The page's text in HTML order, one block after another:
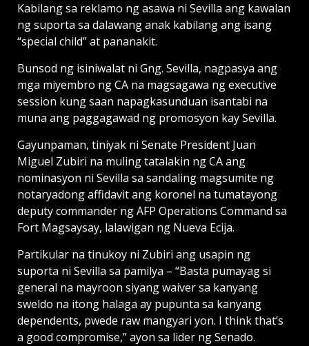
Kabilang sa reklamo ng asawa ni Sevilla ang kawalan
ng suporta sa dalawang anak kabilang ang isang
“special child” at pananakit.
Bunsod ng isiniwalat ni Gng. Sevilla, nagpasya ang
mga miyembro ng CA na magsagawa ng executive
session kung saan napagkasunduan isantabi na
muna ang paggagawad ng promosyon kay Sevilla.
Gayunpaman, tiniyak ni Senate President Juan
Miguel Zubiri na muling tatalakin ng CA ang
nominasyon ni Sevilla sa sandaling magsumite ng
notaryadong affidavit ang koronel na tumatayong
deputy commander ng AFP Operations Command sa
Fort Magsaysay, lalawigan ng Nueva Ecija.
Partikular na tinukoy ni Zubiri ang usapin ng
suporta ni Sevilla sa pamilya – “Basta pumayag si
general na mayroon siyang waiver sa kanyang
sweldo na itong halaga ay pupunta sa kanyang
dependents, pwede raw mangyari yon. I think that’s
a good compromise,” ayon sa lider ng Senado.